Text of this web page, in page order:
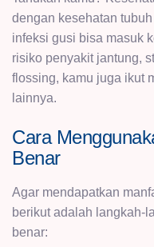
dengan kesehatan
infeksi gusi bisa masuk
risiko penyakit jantung,
flossing, kamu juga ikut
lainnya.
Cara
Benar
Agar mendapatkan
berikut adalah langkah-
benar: